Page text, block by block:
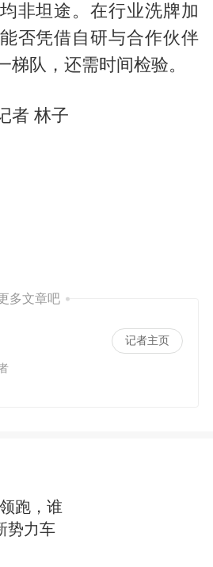
非坦途。在行业洗牌加
否凭借自研与合作伙伴
梯队，还需时间检验。
者 林子
多文章吧
记者主页
跑，谁
势力车